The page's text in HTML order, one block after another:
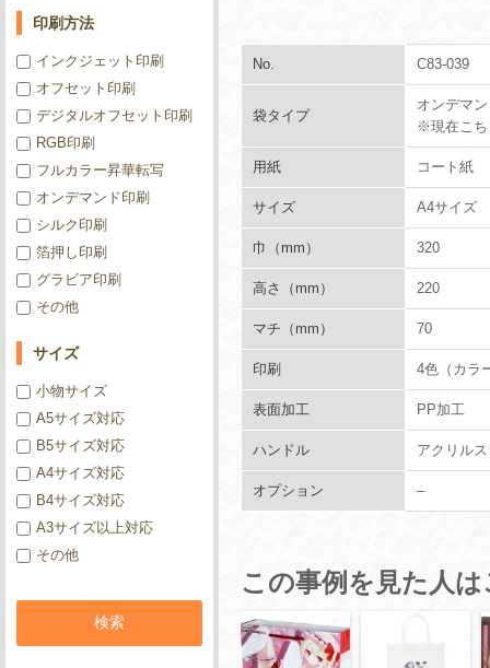
No. C83-039
袋タイプ
オンデマ
※現在こち
用紙 コート紙
サイズ A4サイズ
巾（mm） 320
高さ（mm） 220
マチ（mm） 70
印刷 4色（カラ
表面加工 PP加工
ハンドル アクリル
オプション –
この事例を見た人
印刷方法
インクジェット印刷
オフセット印刷
デジタルオフセット印刷
RGB印刷
フルカラー昇華転写
オンデマンド印刷
シルク印刷
箔押し印刷
グラビア印刷
その他
サイズ
小物サイズ
A5サイズ対応
B5サイズ対応
A4サイズ対応
B4サイズ対応
A3サイズ以上対応
その他